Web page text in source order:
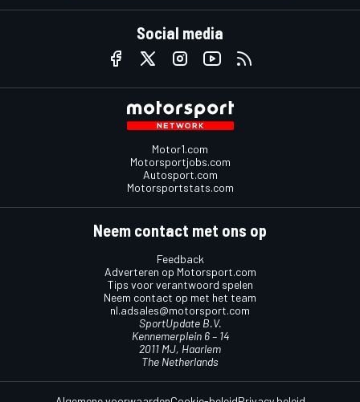
Social media
Motor1.com
Motorsportjobs.com
Autosport.com
Motorsportstats.com
Neem contact met ons op
Feedback
Adverteren op Motorsport.com
Tips voor verantwoord spelen
Neem contact op met het team
nl.adsales@motorsport.com
SportUpdate B.V.
Kennemerplein 6 – 14
2011 MJ, Haarlem
The Netherlands